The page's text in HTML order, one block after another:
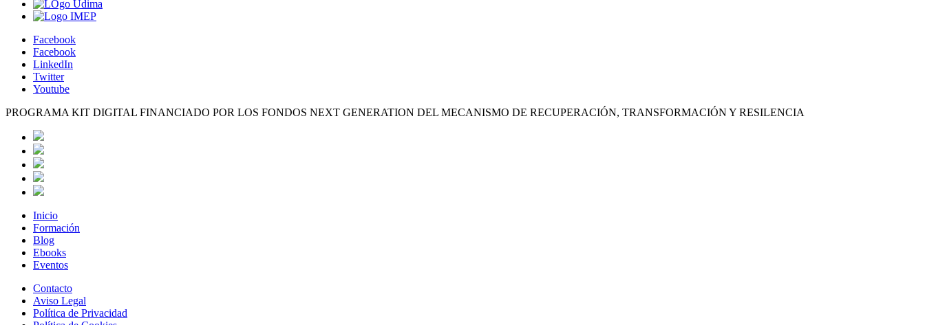
Facebook
Facebook
LinkedIn
Twitter
Youtube
PROGRAMA KIT DIGITAL FINANCIADO POR LOS FONDOS NEXT GENERATION DEL MECANISMO DE RECUPERACIÓN, TRANSFORMACIÓN Y RESILENCIA
Inicio
Formación
Blog
Ebooks
Eventos
Contacto
Aviso Legal
Política de Privacidad